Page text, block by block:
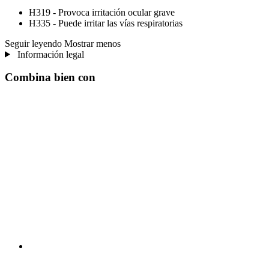
H319 - Provoca irritación ocular grave
H335 - Puede irritar las vías respiratorias
Seguir leyendo Mostrar menos
Información legal
Combina bien con